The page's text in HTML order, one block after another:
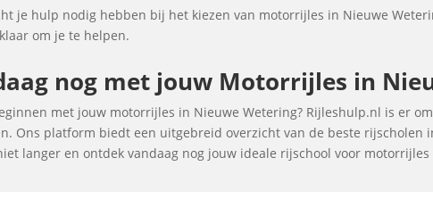
je hulp nodig hebben bij het kiezen van motorrijles in Nieuwe
om je te helpen.
nog met jouw Motorrijles in
met jouw motorrijles in Nieuwe Wetering? Rijleshulp.nl is er
Ons platform biedt een uitgebreid overzicht van de beste
langer en ontdek vandaag nog jouw ideale rijschool voor